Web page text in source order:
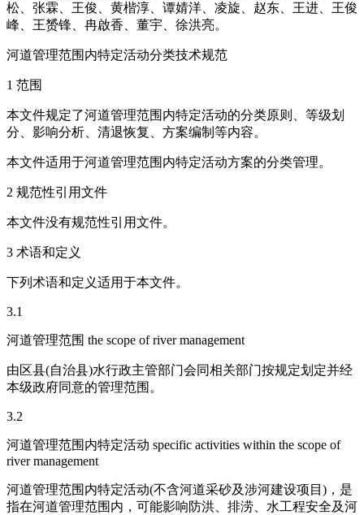
松、张霖、王俊、黄楷淳、谭婧洋、凌旋、赵东、王进、王俊
峰、王赟锋、冉啟香、董宇、徐洪亮。
河道管理范围内特定活动分类技术规范
1 范围
本文件规定了河道管理范围内特定活动的分类原则、等级划
分、影响分析、清退恢复、方案编制等内容。
本文件适用于河道管理范围内特定活动方案的分类管理。
2 规范性引用文件
本文件没有规范性引用文件。
3 术语和定义
下列术语和定义适用于本文件。
3.1
河道管理范围 the scope of river management
由区县(自治县)水行政主管部门会同相关部门按规定划定并经
本级政府同意的管理范围。
3.2
河道管理范围内特定活动 specific activities within the scope of
river management
河道管理范围内特定活动(不含河道采砂及涉河建设项目)，是
指在河道管理范围内，可能影响防洪、排涝、水工程安全及河